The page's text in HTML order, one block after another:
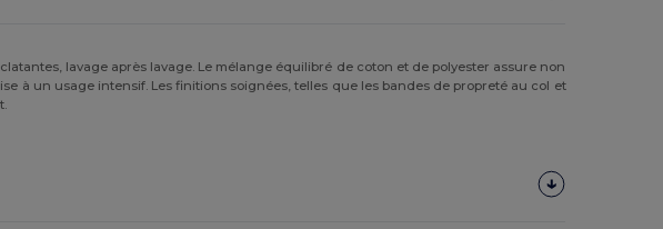
lavage après lavage. Le mélange équilibré de coton et de polyester assure non
à un usage intensif. Les finitions soignées, telles que les bandes de propreté au col et